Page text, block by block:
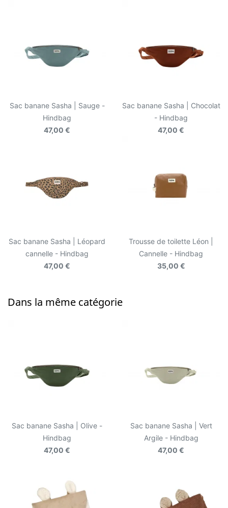
Sac banane Sasha | Sauge -
Hindbag
47,00 €
Sac banane Sasha | Chocolat
- Hindbag
47,00 €
Sac banane Sasha | Léopard
cannelle - Hindbag
47,00 €
Trousse de toilette Léon |
Cannelle - Hindbag
35,00 €
Dans la même catégorie
Sac banane Sasha | Olive -
Hindbag
47,00 €
Sac banane Sasha | Vert
Argile - Hindbag
47,00 €